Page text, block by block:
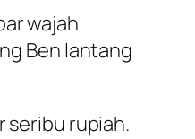
wajah
Ben lantang
seribu rupiah.